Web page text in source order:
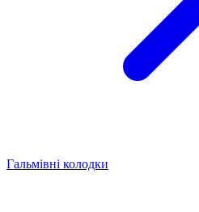
Гальмівні колодки